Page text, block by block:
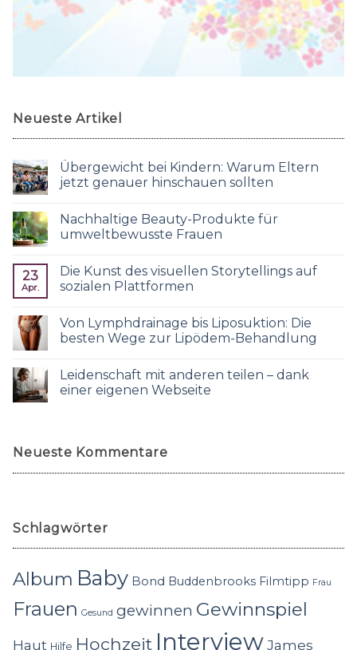
Neueste Artikel
Übergewicht bei Kindern: Warum Eltern
jetzt genauer hinschauen sollten
Nachhaltige Beauty-Produkte für
umweltbewusste Frauen
23
Apr.
Die Kunst des visuellen Storytellings auf
sozialen Plattformen
Von Lymphdrainage bis Liposuktion: Die
besten Wege zur Lipödem-Behandlung
Leidenschaft mit anderen teilen – dank
einer eigenen Webseite
Neueste Kommentare
Schlagwörter
Album Baby Bond Buddenbrooks Filmtipp Frau
Frauen Gesund gewinnen Gewinnspiel
Haut Hilfe Hochzeit InterviewJames